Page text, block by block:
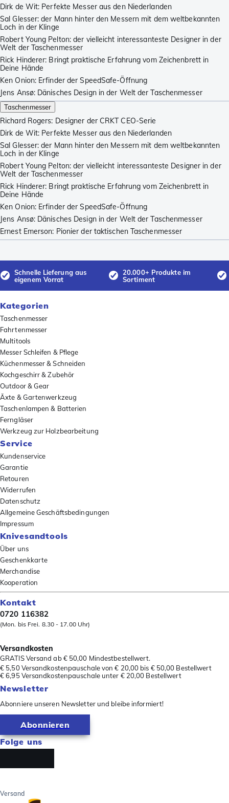
Dirk de Wit: Perfekte Messer aus den Niederlanden
Sal Glesser: der Mann hinter den Messern mit dem weltbekannten
Loch in der Klinge
Robert Young Pelton: der vielleicht interessanteste Designer in der
Welt der Taschenmesser
Rick Hinderer: Bringt praktische Erfahrung vom Zeichenbrett in
Deine Hände
Ken Onion: Erfinder der SpeedSafe-Öffnung
Jens Ansø: Dänisches Design in der Welt der Taschenmesser
Taschenmesser
Richard Rogers: Designer der CRKT CEO-Serie
Dirk de Wit: Perfekte Messer aus den Niederlanden
Sal Glesser: der Mann hinter den Messern mit dem weltbekannten
Loch in der Klinge
Robert Young Pelton: der vielleicht interessanteste Designer in der
Welt der Taschenmesser
Rick Hinderer: Bringt praktische Erfahrung vom Zeichenbrett in
Deine Hände
Ken Onion: Erfinder der SpeedSafe-Öffnung
Jens Ansø: Dänisches Design in der Welt der Taschenmesser
Ernest Emerson: Pionier der taktischen Taschenmesser
Schnelle Lieferung aus
eigenem Vorrat
20.000+ Produkte im
Sortiment
Kategorien
Taschenmesser
Fahrtenmesser
Multitools
Messer Schleifen & Pflege
Küchenmesser & Schneiden
Kochgeschirr & Zubehör
Outdoor & Gear
Äxte & Gartenwerkzeug
Taschenlampen & Batterien
Ferngläser
Werkzeug zur Holzbearbeitung
Service
Kundenservice
Garantie
Retouren
Widerrufen
Datenschutz
Allgemeine Geschäftsbedingungen
Impressum
Knivesandtools
Über uns
Geschenkkarte
Merchandise
Kooperation
Kontakt
0720 116382
(Mon. bis Frei. 8.30 - 17.00 Uhr)
Versandkosten
GRATIS Versand ab € 50,00 Mindestbestellwert.
€ 5,50 Versandkostenpauschale von € 20,00 bis € 50,00 Bestellwert
€ 6,95 Versandkostenpauschale unter € 20,00 Bestellwert
Newsletter
Abonniere unseren Newsletter und bleibe informiert!
Abonnieren
Folge uns
Versand